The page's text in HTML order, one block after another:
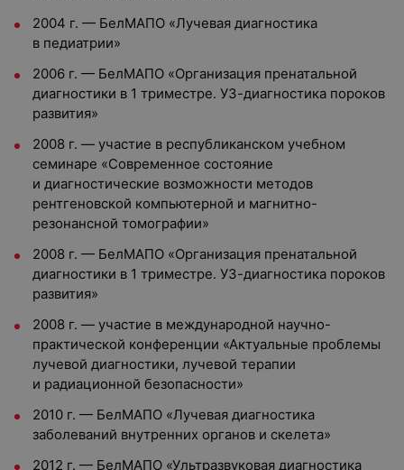
2004 г. — БелМАПО «Лучевая диагностика
в педиатрии»
2006 г. — БелМАПО «Организация пренатальной
диагностики в 1 триместре. УЗ-диагностика пороков
развития»
2008 г. — участие в республиканском учебном
семинаре «Современное состояние
и диагностические возможности методов
рентгеновской компьютерной и магнитно-
резонансной томографии»
2008 г. — БелМАПО «Организация пренатальной
диагностики в 1 триместре. УЗ-диагностика пороков
развития»
2008 г. — участие в международной научно-
практической конференции «Актуальные проблемы
лучевой диагностики, лучевой терапии
и радиационной безопасности»
2010 г. — БелМАПО «Лучевая диагностика
заболеваний внутренних органов и скелета»
2012 г. — БелМАПО «Ультразвуковая диагностика